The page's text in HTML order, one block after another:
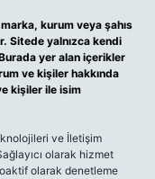
kurum veya şahıs
Sitede yalnızca kendi
yer alan içerikler
ve kişiler hakkında
kişiler ile isim
ve İletişim
olarak hizmet
olarak denetleme